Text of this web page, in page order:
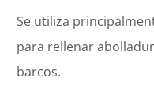
Se utiliza
para rellenar
barcos.